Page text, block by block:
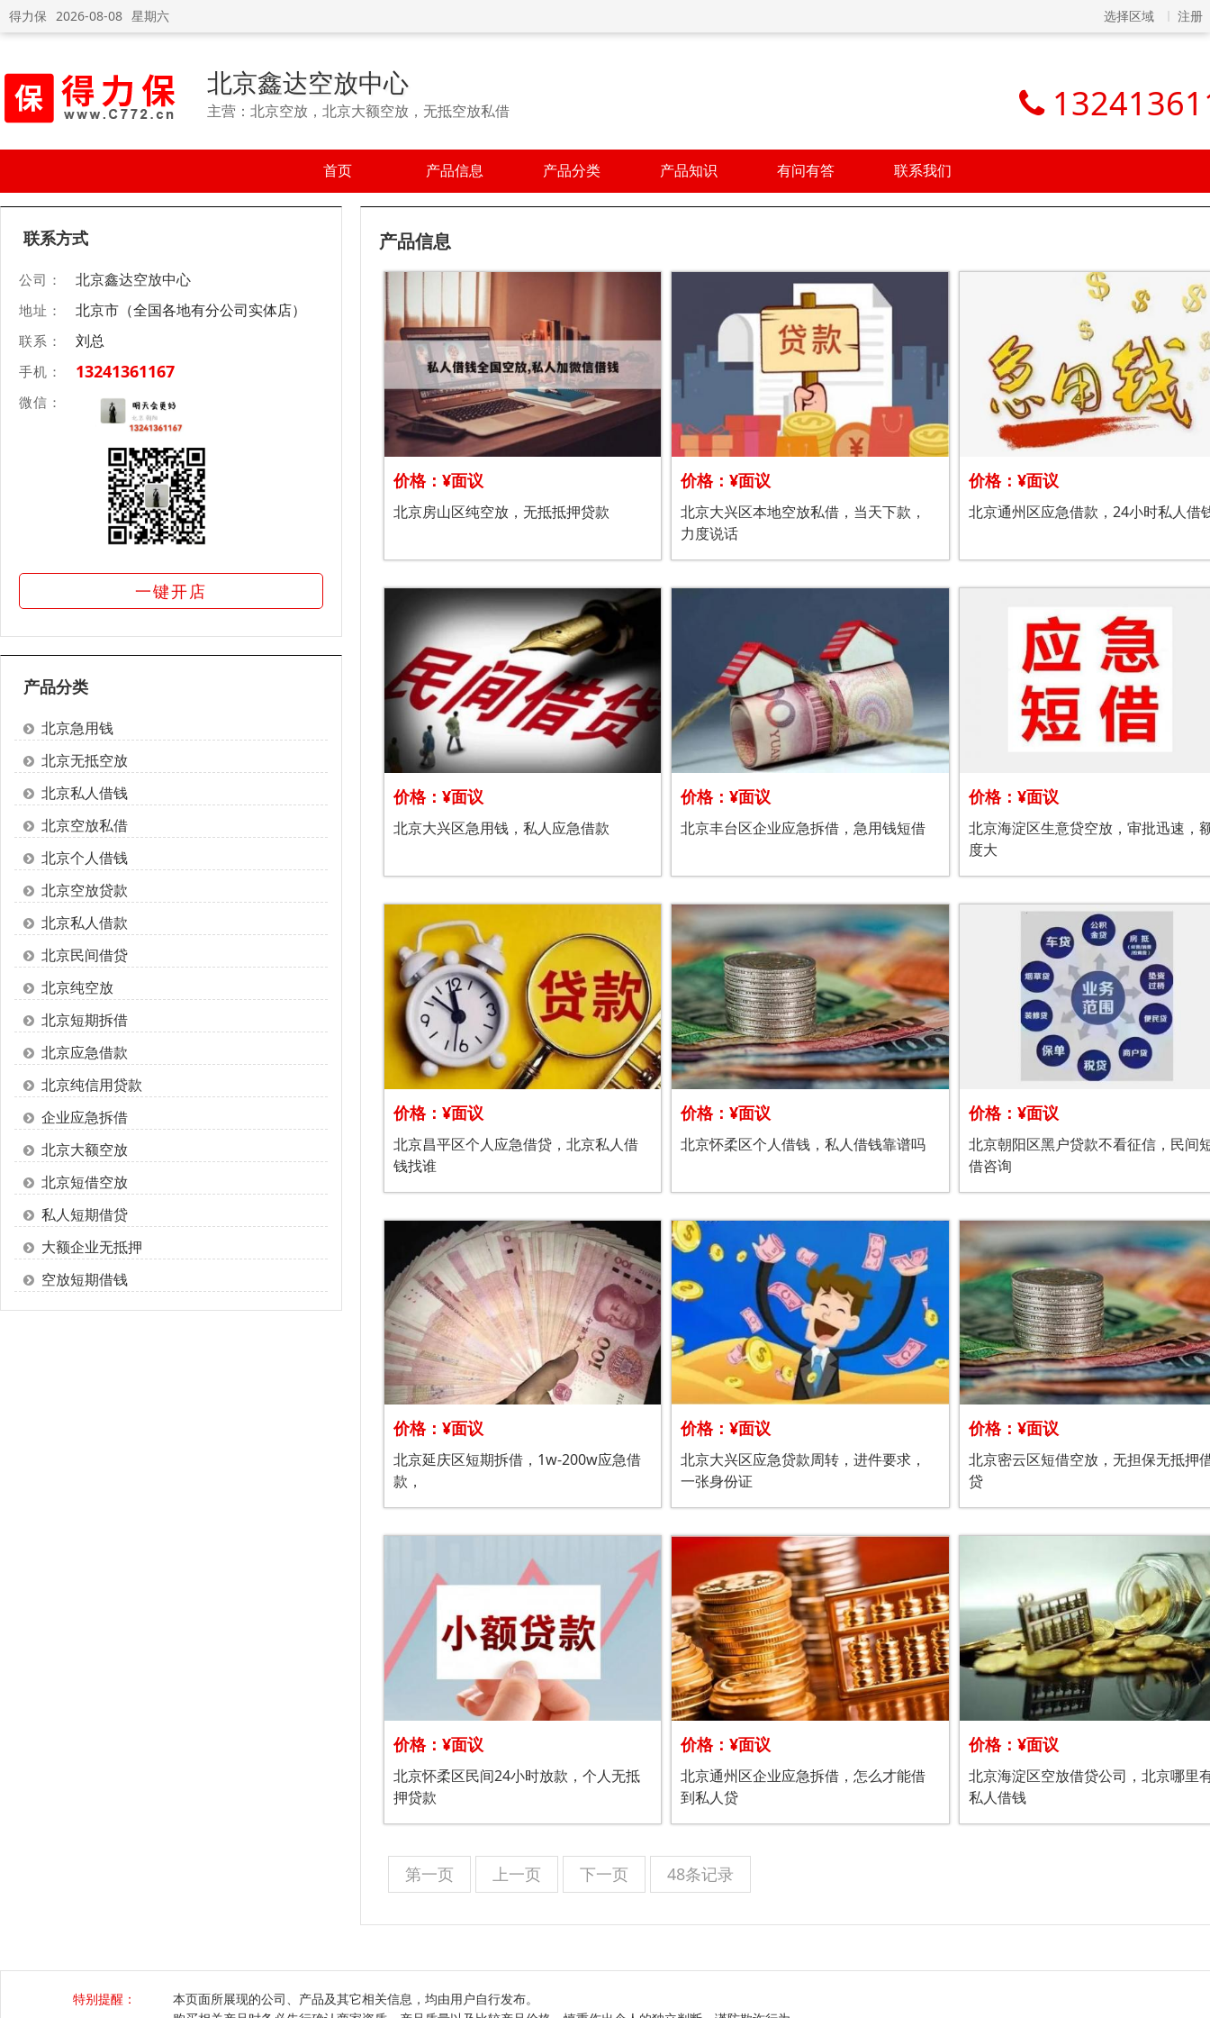
得力保 2026-08-08 星期六 选择区域 注册
北京鑫达空放中心
主营：北京空放，北京大额空放，无抵空放私借
首页 产品信息 产品分类 产品知识 有问有答 联系我们
联系方式
公司： 北京鑫达空放中心
地址： 北京市（全国各地有分公司实体店）
联系： 刘总
手机： 13241361167
微信：
一键开店
产品分类
北京急用钱
北京无抵空放
北京私人借钱
北京空放私借
北京个人借钱
北京空放贷款
北京私人借款
北京民间借贷
北京纯空放
北京短期拆借
北京应急借款
北京纯信用贷款
企业应急拆借
北京大额空放
北京短借空放
私人短期借贷
大额企业无抵押
空放短期借钱
产品信息
价格：¥面议
北京房山区纯空放，无抵抵押贷款
价格：¥面议
北京大兴区本地空放私借，当天下款，
力度说话
价格：¥面议
北京通州区应急借款，24小时私人借
价格：¥面议
北京大兴区急用钱，私人应急借款
价格：¥面议
北京丰台区企业应急拆借，急用钱短借
价格：¥面议
北京海淀区生意贷空放，审批迅速，
度大
价格：¥面议
北京昌平区个人应急借贷，北京私人借
钱找谁
价格：¥面议
北京怀柔区个人借钱，私人借钱靠谱吗
价格：¥面议
北京朝阳区黑户贷款不看征信，民间
借咨询
价格：¥面议
北京延庆区短期拆借，1w-200w应急借
款，
价格：¥面议
北京大兴区应急贷款周转，进件要求，
一张身份证
价格：¥面议
北京密云区短借空放，无担保无抵押
贷
价格：¥面议
北京怀柔区民间24小时放款，个人无抵
押贷款
价格：¥面议
北京通州区企业应急拆借，怎么才能借
到私人贷
价格：¥面议
北京海淀区空放借贷公司，北京哪里
私人借钱
第一页 上一页 下一页 48条记录
特别提醒：
本页面所展现的公司、产品及其它相关信息，均由用户自行发布。